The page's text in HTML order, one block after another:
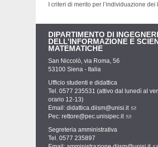
I criteri di merito per l’individuazione
DIPARTIMENTO DI
DELL'INFORMAZIONE E
MATEMATICHE
San Niccolò, via Roma, 56
53100 Siena - Italia
Ufficio studenti e didattica
Tel. 0577 235531 (attivo dal lunedì al
orario 12-13)
Email: didattica.diism@unisi.it
Pec: rettore@pec.unisipec.it
Segreteria amministrativa
Tel. 0577 235897